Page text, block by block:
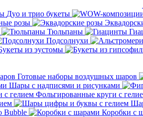
Дуо и трио букеты
розы
Тюльпаны
Подсолнухи
из эустомы
Готовые наборы воздушных шаров
Шары с надписями и рисунками
Фольгированные круги с
Bubble
Коробки с